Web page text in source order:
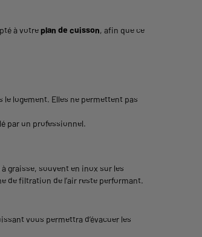
à votreplan de cuisson, afin que ce
le logement. Elles ne permettent pas
par un professionnel.
graisse, souvent en inox sur les
de filtration de l’air reste performant.
vous permettra d’évacuer les